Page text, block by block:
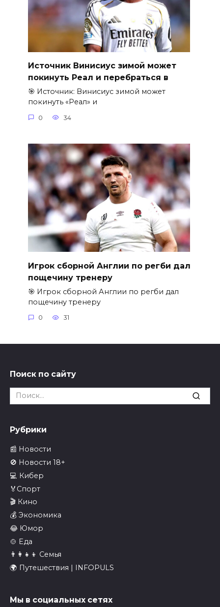
Источник Винисиус зимой может
покинуть Реал и перебраться в
🎯 Источник: Винисиус зимой может
покинуть «Реал» и
0 34
Игрок сборной Англии по регби дал
пощечину тренеру
🎯 Игрок сборной Англии по регби дал
пощечину тренеру
0 31
Поиск по сайту
Search
for:
Рубрики
📰 Новости
🚫 Новости 18+
💻 Кибер
🏅Спорт
🎬 Кино
💰 Экономика
😂 Юмор
🍲 Еда
👨‍👩‍👧‍👦 Семья
🌍 Путешествия | INFOPULS
Мы в социальных сетях